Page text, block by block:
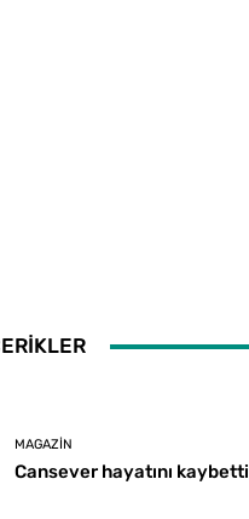
MAGAZIN
Cansever hayatını kaybetti